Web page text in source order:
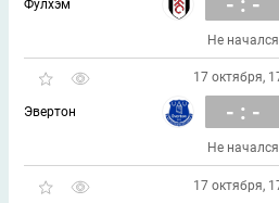
Фулхэм
Не начался
17 октября,
Эвертон - : -
Не начался
17 октября,